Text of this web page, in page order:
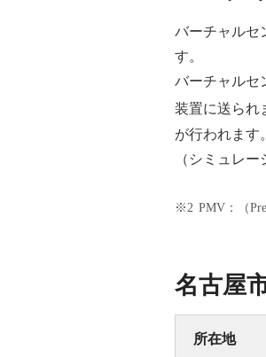
バーチャルセ
す。
バーチャルセ
装置に送られ
が行われます
（シミュレ
※2 PMV：（
名古屋
所在地